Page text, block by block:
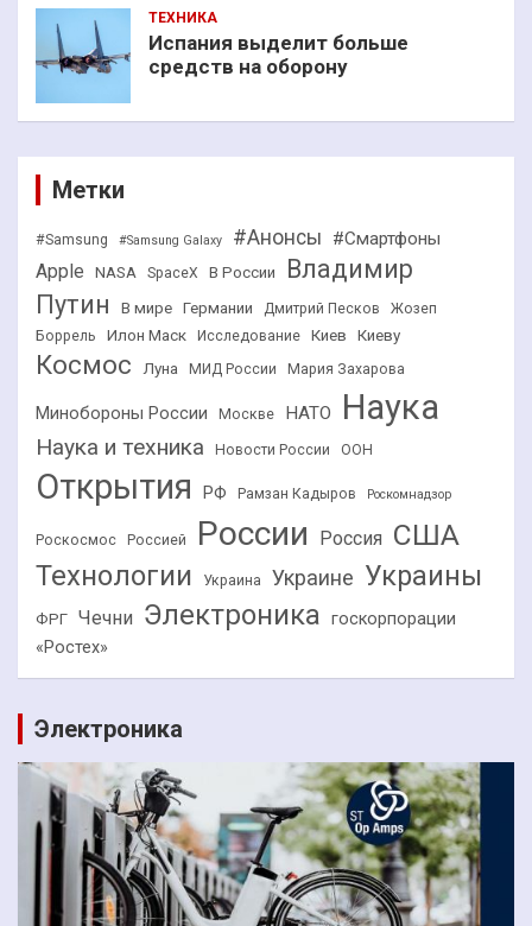
ТЕХНИКА
Испания выделит больше
средств на оборону
Метки
#Samsung #Samsung Galaxy #Анонсы #Смартфоны
Apple NASA SpaceX В России
Владимир
Путин
В мире Германии Дмитрий Песков
Жозеп
Боррель
Илон Маск Исследование Киев Киеву
Космос Луна МИД России Мария Захарова
Минобороны России Москве НАТО Наука
Наука и техника Новости России ООН
Открытия РФ Рамзан Кадыров Роскомнадзор
Роскосмос Россией России Россия США
Технологии Украина Украине Украины
ФРГ Чечни Электроника госкорпорации
«Ростех»
Электроника